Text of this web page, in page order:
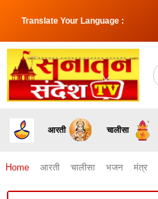
Translate Your Language :
आरती चालीसा
Home आरती चालीसा भजन मंत्र